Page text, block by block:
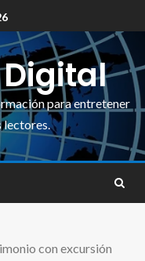
para entretener
lectores.
con excursión